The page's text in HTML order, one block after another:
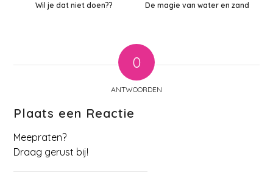
Wil je dat niet doen?? De magie van water en zand
0
ANTWOORDEN
Plaats een Reactie
Meepraten?
Draag gerust bij!